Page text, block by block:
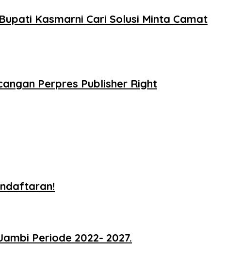
Kasmarni Cari Solusi Minta Camat
Perpres Publisher Right
Periode 2022- 2027.